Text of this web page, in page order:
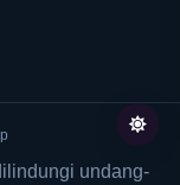
undang-